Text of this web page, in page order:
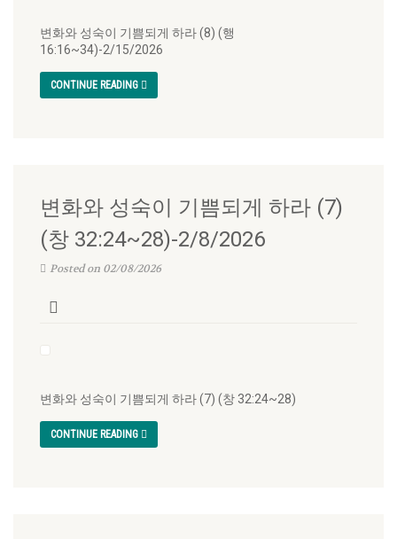
변화와 성숙이 기쁨되게 하라 (8) (행
16:16~34)-2/15/2026
CONTINUE READING
변화와 성숙이 기쁨되게 하라 (7)
(창 32:24~28)-2/8/2026
Posted on 02/08/2026
변화와 성숙이 기쁨되게 하라 (7) (창 32:24~28)
CONTINUE READING